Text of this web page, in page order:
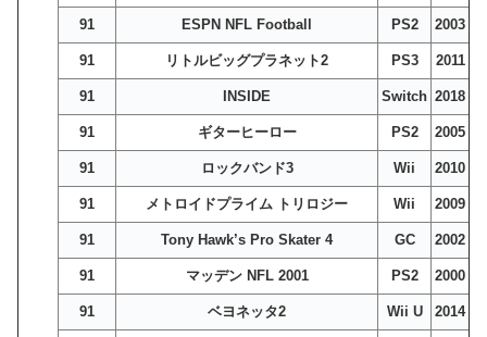
91 ESPN NFL Football PS2 2003
91 リトルビッグプラネット2 PS3 2011
91 INSIDE Switch 2018
91 ギターヒーロー PS2 2005
91 ロックバンド3 Wii 2010
91 メトロイドプライム トリロジー Wii 2009
91 Tony Hawk’s Pro Skater 4 GC 2002
91 マッデン NFL 2001 PS2 2000
91 ベヨネッタ2 Wii U 2014